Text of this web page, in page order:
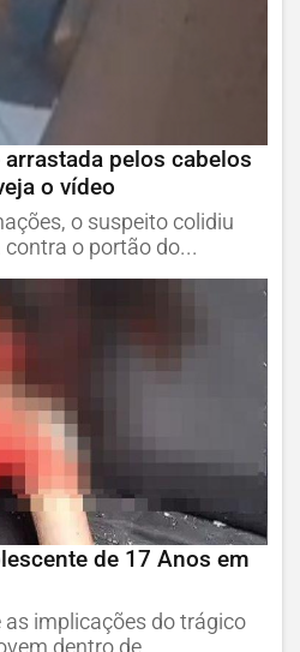
pelos cabelos
o vídeo
o suspeito colidiu
o portão do...
de 17 Anos em
as implicações do trágico
dentro de...